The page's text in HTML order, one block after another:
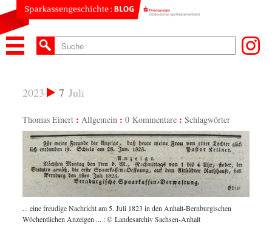
7 Juli
2023
Thomas Einert Allgemein 0 Kommentare Schlagwörter
... eine freudige Nachricht am 5. Juli 1823 in den Anhalt-Bernburgischen
Wöchentlichen Anzeigen ... :© Landesarchiv Sachsen-Anhalt